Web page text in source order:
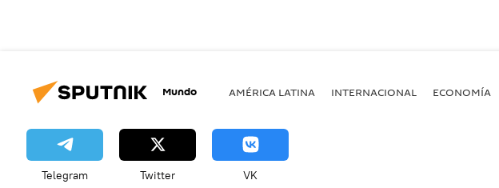
Mundo AMÉRICA LATINA INTERNACIONAL ECONOMÍA
Telegram Twitter VK